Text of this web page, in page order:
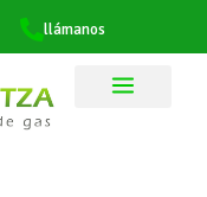
llámanos